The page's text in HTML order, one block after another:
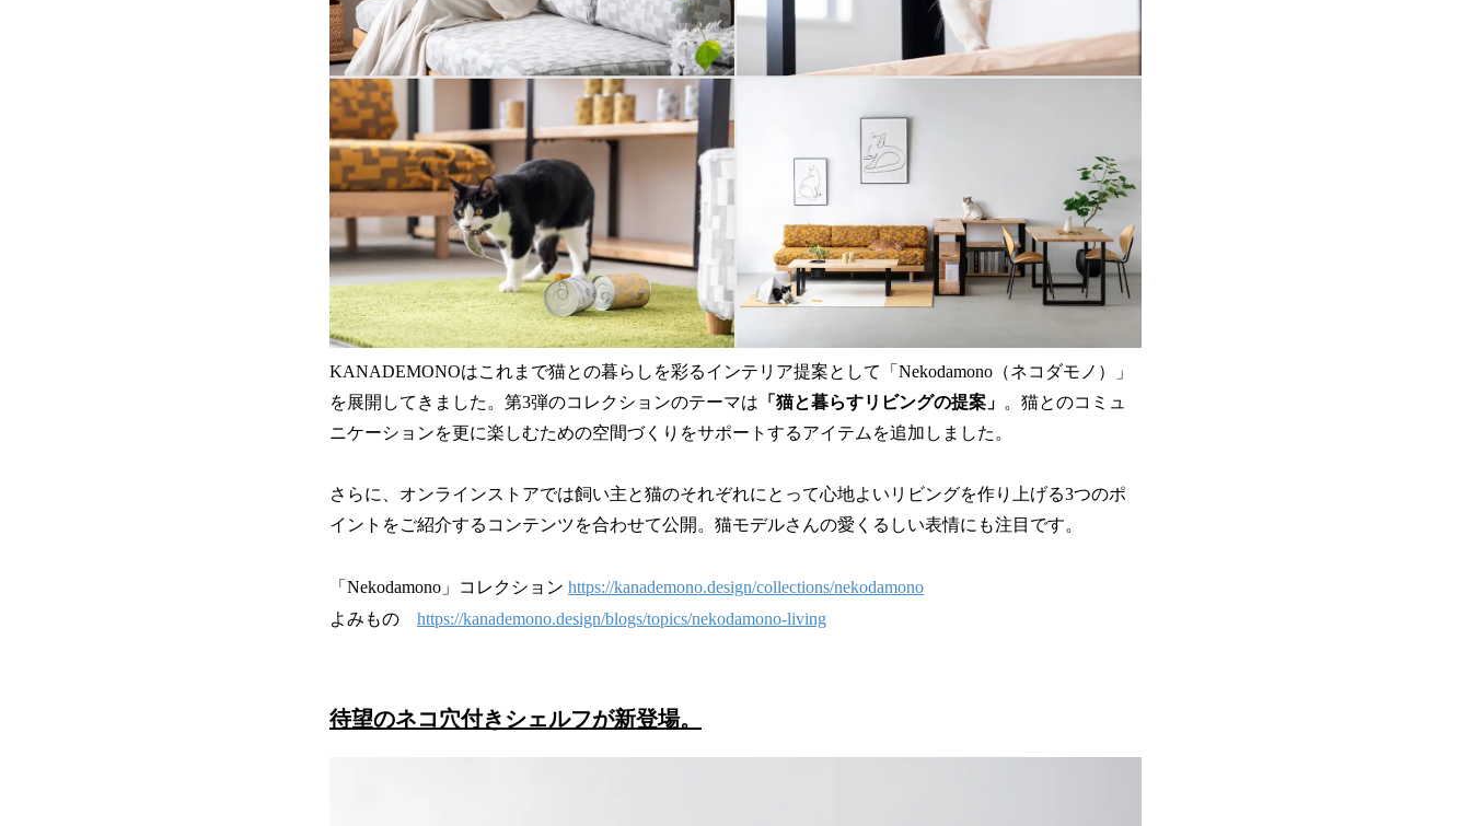
KANADEMONOはこれまで猫との暮らしを彩るインテリア提案として「Nekodamono（ネコダモノ）」
を展開してきました。第3弾のコレクションのテーマは 「猫と暮らすリビングの提案」 。猫とのコミュ
ニケーションを更に楽しむための空間づくりをサポートするアイテムを追加しました。
さらに、オンラインストアでは飼い主と猫のそれぞれにとって心地よいリビングを作り上げる3つのポ
イントをご紹介するコンテンツを合わせて公開。猫モデルさんの愛くるしい表情にも注目です。
「Nekodamono」コレクション https://kanademono.design/collections/nekodamono
よみもの https://kanademono.design/blogs/topics/nekodamono-living
待望のネコ穴付きシェルフが新登場。